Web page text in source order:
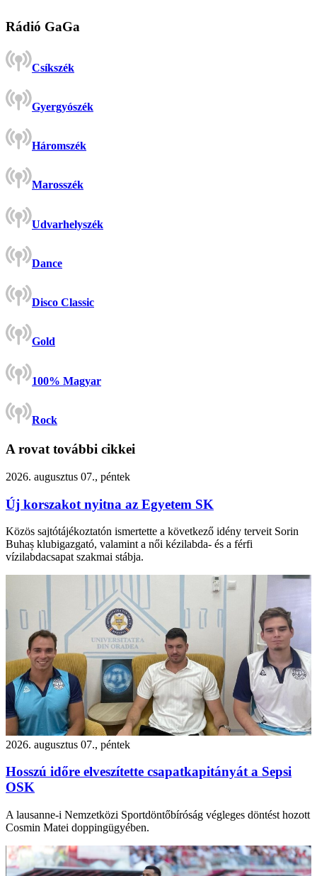
Rádió GaGa
Csíkszék
Gyergyószék
Háromszék
Marosszék
Udvarhelyszék
Dance
Disco Classic
Gold
100% Magyar
Rock
A rovat további cikkei
2026. augusztus 07., péntek
Új korszakot nyitna az Egyetem SK
Közös sajtótájékoztatón ismertette a következő idény terveit Sorin
Buhaș klubigazgató, valamint a női kézilabda- és a férfi
vízilabdacsapat szakmai stábja.
2026. augusztus 07., péntek
Hosszú időre elveszítette csapatkapitányát a Sepsi
OSK
A lausanne-i Nemzetközi Sportdöntőbíróság végleges döntést hozott
Cosmin Matei doppingügyében.